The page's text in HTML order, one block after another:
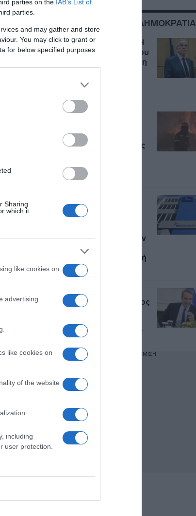
parties on the IAB’s List of
parties.
and may gather and store
You may click to grant or
for below specified purposes
Sharing
which it
like cookies on
advertising
like cookies on
of the website
including
user protection.
ΣΧΕΤΙΚΑ ΜΕ:ΝΕΑ ΔΗΜΟΚΡΑΤΙΑ
Αντώνης Σαμαράς: Η
μεταλλαγμένη ΝΔ του
Κυριάκου Μητσοτάκη
παραδοσιακή
Ρέθυμνο:
Μητσοτάκη,
πολιτικούς αρχηγούς
πυροσβέστες
τους δύο
πυροσβέστες που
Κρήτη: «Υπηρέτησαν
μέχρι την τελευταία
στιγμή την αποστολή
τους»
Στη Λέρο και το
Αγαθονήσι ο Κυριάκος
διήμερης επίσκεψης
ΔΙΑΦΗΜΙΣΗ